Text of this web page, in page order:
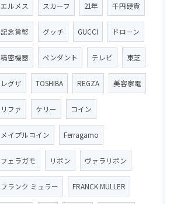
エルメス スカーフ 21年 千円硬貨
記念貨幣 グッチ GUCCI ドローン
精密機器 ペンダント テレビ 東芝
レグザ TOSHIBA REGZA 美容家電
リファ ケリー コイン
メイプルコイン Ferragamo
フェラガモ リボン ヴァラリボン
フランク ミュラー FRANCK MULLER